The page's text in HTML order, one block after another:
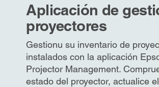
Aplicación de
proyectores
Gestionu su inventario de
instalados con la aplicación
Projector Management.
estado del proyector, actualice